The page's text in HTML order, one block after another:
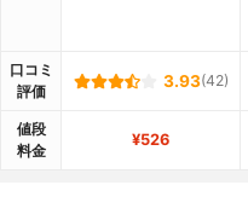
口コミ
評価
3.93(42)
値段
料金
¥526